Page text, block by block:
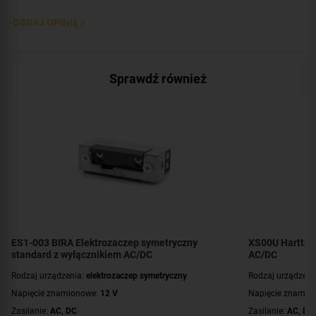
DODAJ OPINIĘ >
Sprawdź również
ES1-003 BIRA Elektrozaczep symetryczny
standard z wyłącznikiem AC/DC
Rodzaj urządzenia: elektrozaczep symetryczny
Napięcie znamionowe: 12 V
Zasilanie: AC DC
XS00U Hartte
AC/DC
Rodzaj
Napięcie
Zasilanie: AC DC